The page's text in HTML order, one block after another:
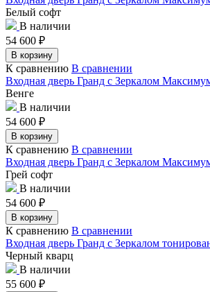
Белый софт
В наличии
54 600 ₽
В корзину
К сравнению В сравнении
Входная дверь Гранд с Зеркалом
Венге
В наличии
54 600 ₽
В корзину
К сравнению В сравнении
Входная дверь Гранд с Зеркалом
Грей софт
В наличии
54 600 ₽
В корзину
К сравнению В сравнении
Входная дверь Гранд с Зеркалом
Черный кварц
В наличии
55 600 ₽